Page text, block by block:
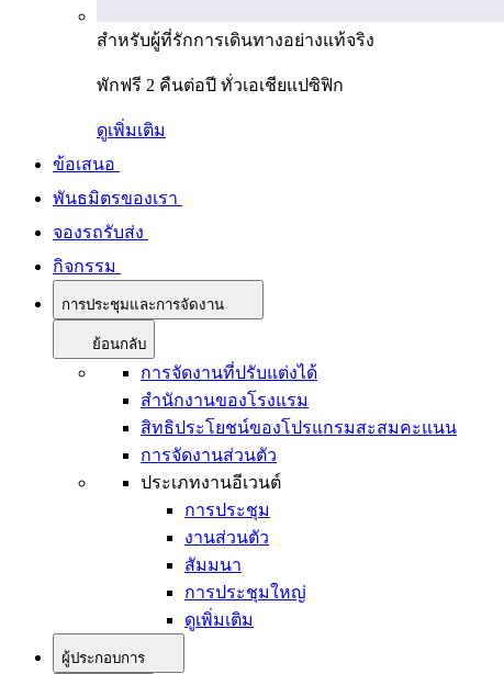
สำหรับผู้ที่รักการเดินทางอย่างแท้จริง
พักฟรี 2 คืนต่อปี ทั่วเอเชียแปซิฟิก
ดูเพิ่มเติม
ข้อเสนอ
พันธมิตรของเรา
จองรถรับส่ง
กิจกรรม
การประชุมและการจัดงาน
ย้อนกลับ
การจัดงานที่ปรับแต่งได้
สำนักงานของโรงแรม
สิทธิประโยชน์ของโปรแกรมสะสมคะแนน
การจัดงานส่วนตัว
ประเภทงานอีเวนต์
การประชุม
งานส่วนตัว
สัมมนา
การประชุมใหญ่
ดูเพิ่มเติม
ผู้ประกอบการ